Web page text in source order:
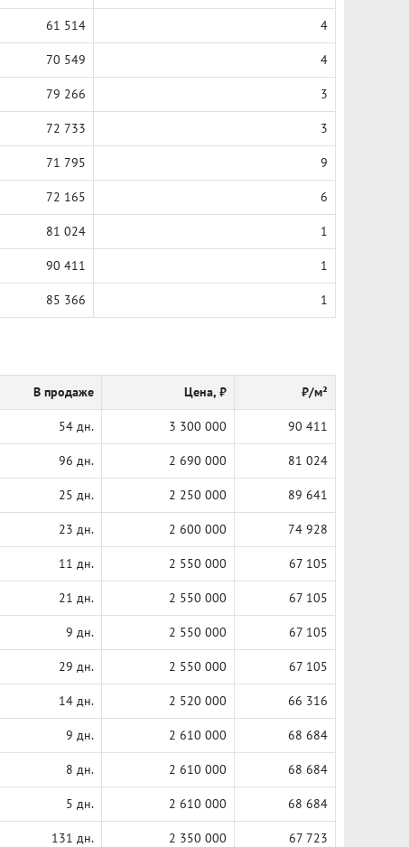
61 514 4
70 549 4
79 266 3
72 733 3
71 795 9
72 165 6
81 024 1
90 411 1
85 366 1
В продаже Цена, ₽ ₽/м²
54 дн. 3 300 000 90 411
96 дн. 2 690 000 81 024
25 дн. 2 250 000 89 641
23 дн. 2 600 000 74 928
11 дн. 2 550 000 67 105
21 дн. 2 550 000 67 105
9 дн. 2 550 000 67 105
29 дн. 2 550 000 67 105
14 дн. 2 520 000 66 316
9 дн. 2 610 000 68 684
8 дн. 2 610 000 68 684
5 дн. 2 610 000 68 684
131 дн. 2 350 000 67 723